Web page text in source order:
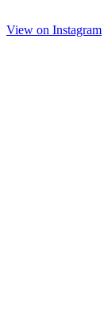
View on Insta­gram